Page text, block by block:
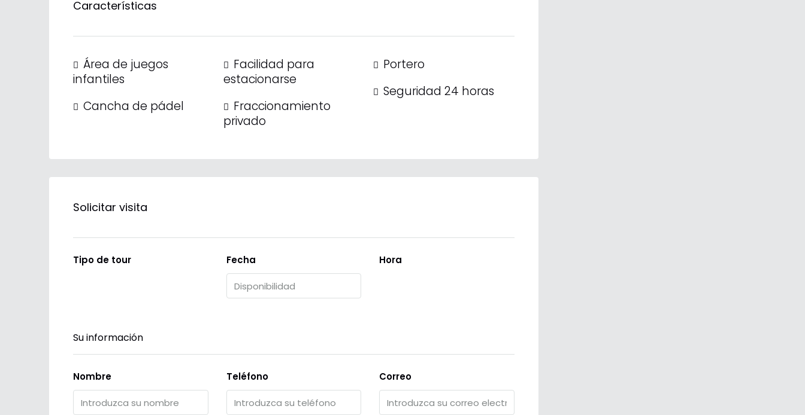
Características
Área de juegos
infantiles
Cancha de pádel
Facilidad para
estacionarse
Fraccionamiento
privado
Portero
Seguridad 24 horas
Solicitar visita
Tipo de tour Fecha Hora
Su información
Nombre Teléfono Correo